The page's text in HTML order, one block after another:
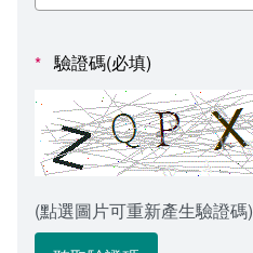
人事室
諮詢信箱進度查詢
* 驗證碼(必填)
(點選圖片可重新產生驗證碼)